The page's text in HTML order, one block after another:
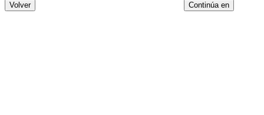
Volver Continúa en